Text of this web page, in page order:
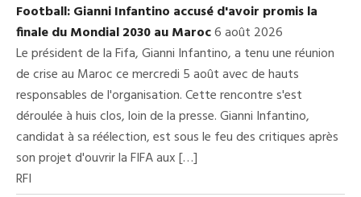
Football: Gianni Infantino accusé d'avoir promis la
finale du Mondial 2030 au Maroc6 août 2026
Le président de la Fifa, Gianni Infantino, a tenu une réunion
de crise au Maroc ce mercredi 5 août avec de hauts
responsables de l'organisation. Cette rencontre s'est
déroulée à huis clos, loin de la presse. Gianni Infantino,
candidat à sa réélection, est sous le feu des critiques après
son projet d'ouvrir la FIFA aux […]
RFI